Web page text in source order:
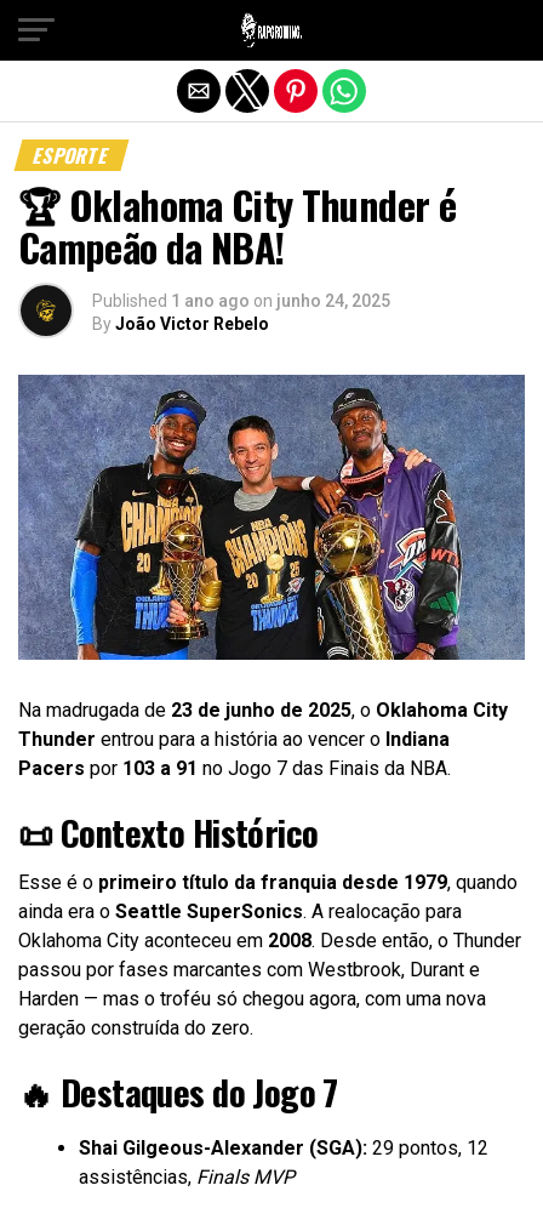
ESPORTE
🏆 Oklahoma City Thunder é
Campeão da NBA!
Published 1 ano ago on junho 24, 2025
ByJoão Victor Rebelo
Na madrugada de 23 de junho de 2025, o Oklahoma City
Thunder entrou para a história ao vencer o Indiana
Pacers por 103 a 91 no Jogo 7 das Finais da NBA.
📜 Contexto Histórico
Esse é o primeiro título da franquia desde 1979, quando
ainda era o Seattle SuperSonics. A realocação para
Oklahoma City aconteceu em 2008. Desde então, o Thunder
passou por fases marcantes com Westbrook, Durant e
Harden — mas o troféu só chegou agora, com uma nova
geração construída do zero.
🔥 Destaques do Jogo 7
Shai Gilgeous-Alexander (SGA): 29 pontos, 12
assistências, Finals MVP
Sair da versão mobile